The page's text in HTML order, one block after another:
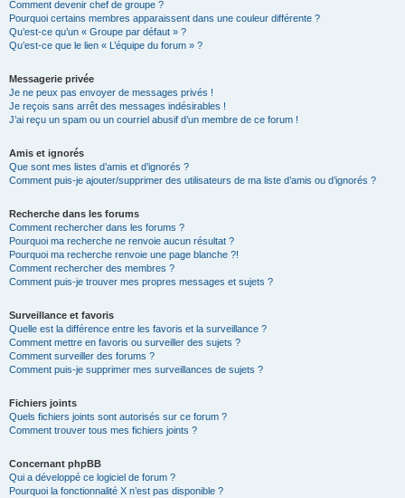
Comment devenir chef de groupe ?
Pourquoi certains membres apparaissent dans une couleur différente ?
Qu’est-ce qu’un « Groupe par défaut » ?
Qu’est-ce que le lien « L’équipe du forum » ?
Messagerie privée
Je ne peux pas envoyer de messages privés !
Je reçois sans arrêt des messages indésirables !
J’ai reçu un spam ou un courriel abusif d’un membre de ce forum !
Amis et ignorés
Que sont mes listes d’amis et d’ignorés ?
Comment puis-je ajouter/supprimer des utilisateurs de ma liste d’amis ou d’ignorés ?
Recherche dans les forums
Comment rechercher dans les forums ?
Pourquoi ma recherche ne renvoie aucun résultat ?
Pourquoi ma recherche renvoie une page blanche ?!
Comment rechercher des membres ?
Comment puis-je trouver mes propres messages et sujets ?
Surveillance et favoris
Quelle est la différence entre les favoris et la surveillance ?
Comment mettre en favoris ou surveiller des sujets ?
Comment surveiller des forums ?
Comment puis-je supprimer mes surveillances de sujets ?
Fichiers joints
Quels fichiers joints sont autorisés sur ce forum ?
Comment trouver tous mes fichiers joints ?
Concernant phpBB
Qui a développé ce logiciel de forum ?
Pourquoi la fonctionnalité X n’est pas disponible ?